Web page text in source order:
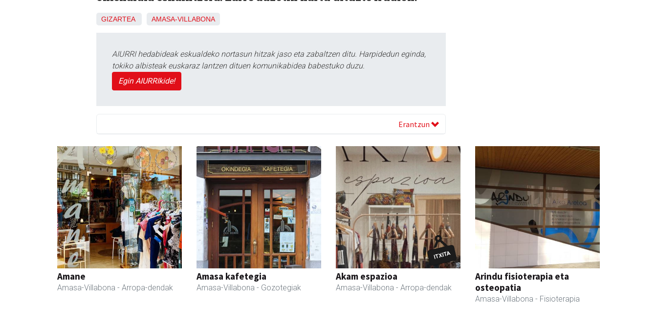
GIZARTEA AMASA-VILLABONA
AIURRI hedabideak eskualdeko nortasun hitzak jaso eta zabaltzen ditu. Harpidedun eginda,
tokiko albisteak euskaraz lantzen dituen komunikabidea babestuko duzu.
Egin AIURRIkide!
Erantzun
Amane
Amasa-Villabona - Arropa-dendak
Amasa kafetegia
Amasa-Villabona - Gozotegiak
Akam espazioa
Amasa-Villabona - Arropa-dendak
Arindu fisioterapia eta
osteopatia
Amasa-Villabona - Fisioterapia